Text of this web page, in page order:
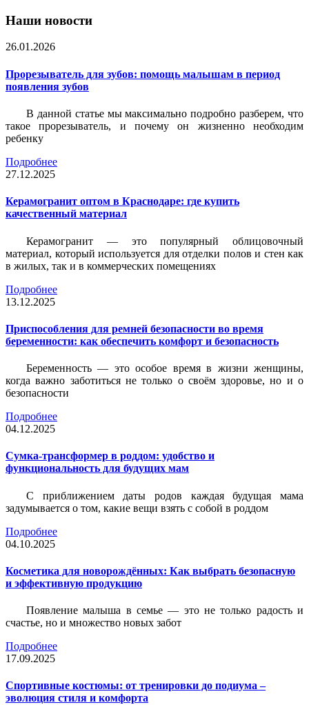
Наши новости
26.01.2026
Прорезыватель для зубов: помощь малышам в период
появления зубов
В данной статье мы максимально подробно разберем, что
такое прорезыватель, и почему он жизненно необходим
ребенку
Подробнее
27.12.2025
Керамогранит оптом в Краснодаре: где купить
качественный материал
Керамогранит — это популярный облицовочный
материал, который используется для отделки полов и стен как
в жилых, так и в коммерческих помещениях
Подробнее
13.12.2025
Приспособления для ремней безопасности во время
беременности: как обеспечить комфорт и безопасность
Беременность — это особое время в жизни женщины,
когда важно заботиться не только о своём здоровье, но и о
безопасности
Подробнее
04.12.2025
Сумка-трансформер в роддом: удобство и
функциональность для будущих мам
С приближением даты родов каждая будущая мама
задумывается о том, какие вещи взять с собой в роддом
Подробнее
04.10.2025
Косметика для новорождённых: Как выбрать безопасную
и эффективную продукцию
Появление малыша в семье — это не только радость и
счастье, но и множество новых забот
Подробнее
17.09.2025
Спортивные костюмы: от тренировки до подиума –
эволюция стиля и комфорта